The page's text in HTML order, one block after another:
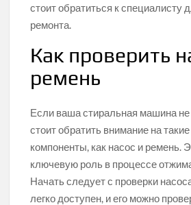
стоит обратиться к специалисту
ремонта.
Как проверить
ремень
Если ваша стиральная машина
стоит обратить внимание на
компоненты, как насос и ремень.
ключевую роль в процессе
Начать следует с проверки
легко доступен, и его можно